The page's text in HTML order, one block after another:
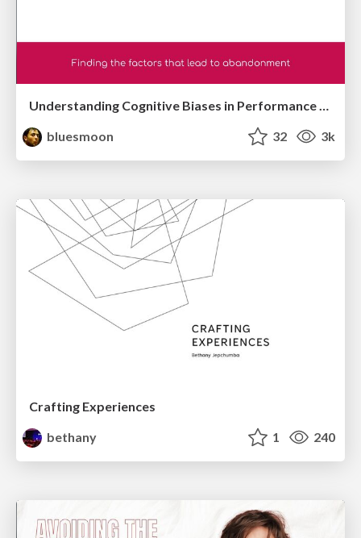
Understanding Cognitive Biases in Performance Measurement
bluesmoon
32 3k
Crafting Experiences
bethany
1 240